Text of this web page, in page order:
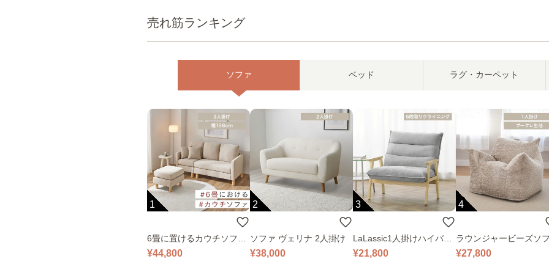
売れ筋ランキング
ソファ ベッド ラグ・カーペット
1
6畳に置けるカウチソファ
｜ベージュ
¥44,800
2
ソファ ヴェリナ 2人掛け
¥38,000
3
LaLassic1人掛けハイバッ
クソファ ワイド
¥21,800
4
ラウンジャービーズソ
¥27,800